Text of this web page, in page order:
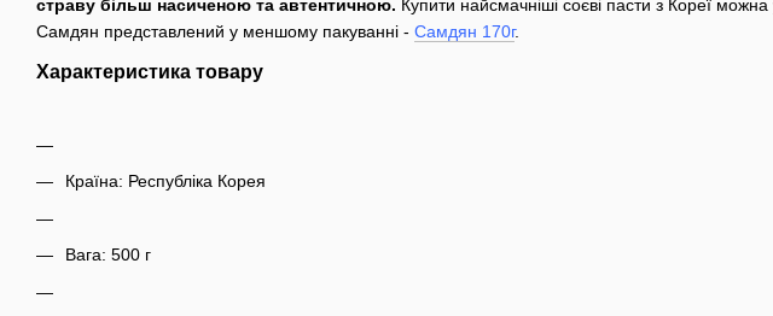
страву більш насиченою та автентичною. Купити найсмачніші соєві пасти з Кореї
Самдян представлений у меншому пакуванні - Самдян 170г.
Характеристика товару
Країна: Республіка Корея
Вага: 500 г